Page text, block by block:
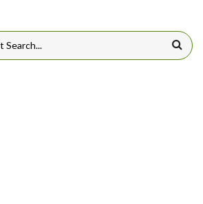
DE BUSCA